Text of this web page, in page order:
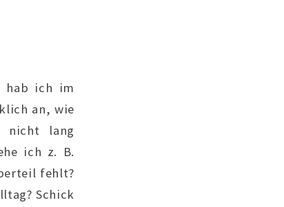
hab ich im
an, wie
nicht lang
ich z. B.
fehlt?
Schick